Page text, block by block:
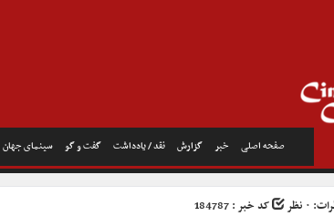
صفحه اصلی خبر گزارش نقد / یادداشت گفت و گو سینمای جهان
۰ نظر کد خبر : 184787